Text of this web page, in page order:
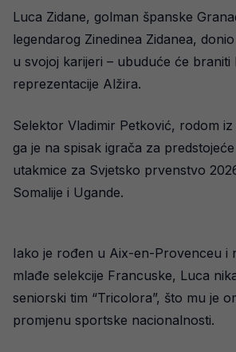
Luca Zidane, golman španske
legendarog Zinedinea Zidanea,
u svojoj karijeri – ubuduće će braniti
reprezentacije Alžira.
Selektor Vladimir Petković, rodom
ga je na spisak igrača za
utakmice za Svjetsko prvenstvo
Somalije i Ugande.
Iako je rođen u Aix-en-Provenceu i
mlađe selekcije Francuske, Luca
seniorski tim “Tricolora”, što mu je
promjenu sportske nacionalnosti.